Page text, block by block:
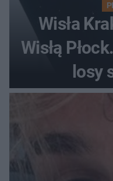
Wisła
Wisłą
losy